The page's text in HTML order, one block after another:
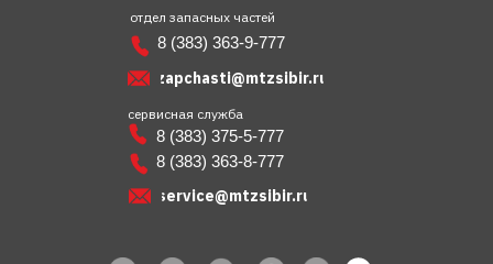
service@mtzsibir.ru
zapchasti@mtzsibir.ru
отдел запасных частей
сервисная служба
8 (383) 375-5-777
8 (383) 363-9-777
8 (383) 363-8-777